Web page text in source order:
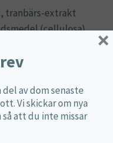
tranbärs-extrakt
(cellulosa),
& isomalt,
stearinsyra,
av dom senaste
Vi skickar om nya
att du inte missar
×